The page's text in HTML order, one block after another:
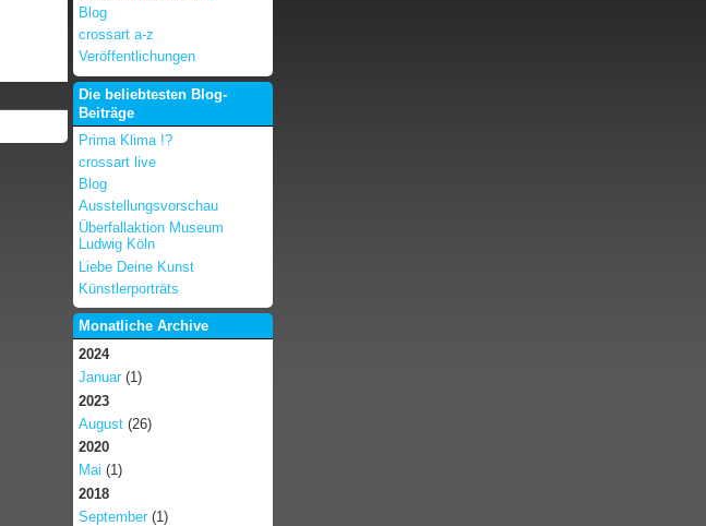
Blog
crossart a-z
Veröffentlichungen
Die beliebtesten Blog-
Beiträge
Prima Klima !?
crossart live
Blog
Ausstellungsvorschau
Überfallaktion Museum
Ludwig Köln
Liebe Deine Kunst
Künstlerporträts
Monatliche Archive
2024
Januar(1)
2023
August(26)
2020
Mai (1)
2018
September(1)